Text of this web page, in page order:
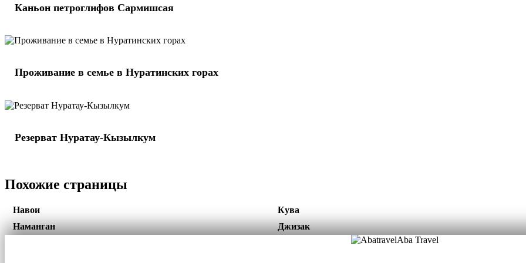
Каньон петроглифов Сармишсая
Проживание в семье в Нуратинских горах
Резерват Нуратау-Кызылкум
Похожие страницы
Навои
Наманган
Кува
Джизак
Aba Travel